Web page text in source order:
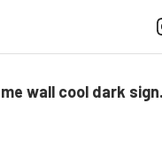
me wall cool dark